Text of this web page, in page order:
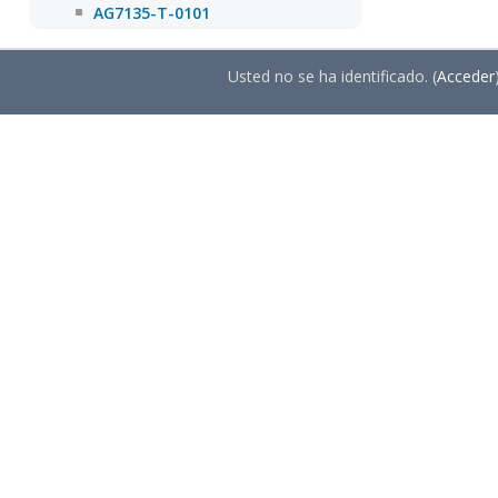
AG7135-T-0101
Usted no se ha identificado. (Acceder